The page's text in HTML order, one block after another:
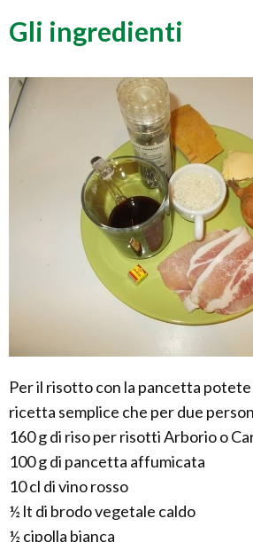
Gli ingredienti
Per il risotto con la pancetta
ricetta semplice che per due
160 g di riso per risotti Arborio o
100 g di pancetta affumicata
10 cl di vino rosso
½ lt di brodo vegetale caldo
½ cipolla bianca